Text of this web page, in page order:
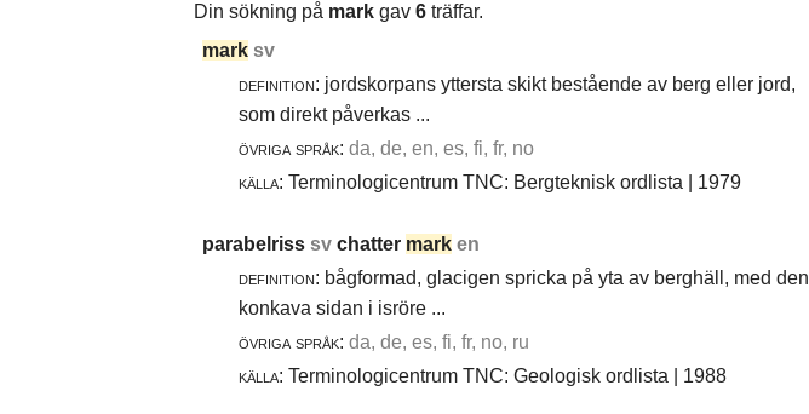
Din sökning på mark gav 6 träffar.
mark sv
definition: jordskorpans yttersta skikt bestående av berg eller jord,
som direkt påverkas ...
övriga språk: da, de, en, es, fi, fr, no
källa: Terminologicentrum TNC: Bergteknisk ordlista | 1979
parabelriss sv chatter mark en
definition: bågformad, glacigen spricka på yta av berghäll, med den
konkava sidan i isröre ...
övriga språk: da, de, es, fi, fr, no, ru
källa: Terminologicentrum TNC: Geologisk ordlista | 1988